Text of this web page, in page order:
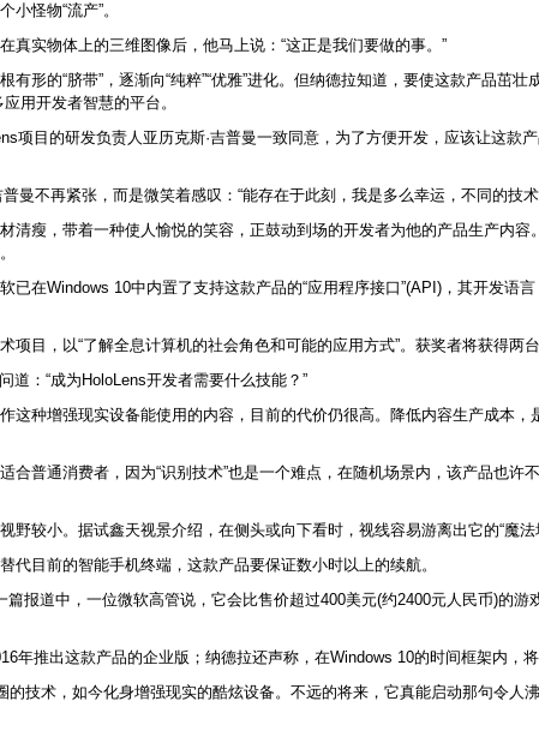
怪物“流产”。
真实物体上的三维图像后，他马上说：“这正是我们要做的事。”
有形的“脐带”，逐渐向“纯粹”“优雅”进化。但纳德拉知道，要使这款产品茁壮
用开发者智慧的平台。
项目的研发负责人亚历克斯·吉普曼一致同意，为了方便开发，应该让这款
曼不再紧张，而是微笑着感叹：“能存在于此刻，我是多么幸运，不同的技
清瘦，带着一种使人愉悦的笑容，正鼓动到场的开发者为他的产品生产内容
已在Windows 10中内置了支持这款产品的“应用程序接口”(API)，其开发语
项目，以“了解全息计算机的社会角色和可能的应用方式”。获奖者将获得两
道：“成为HoloLens开发者需要什么技能？”
这种增强现实设备能使用的内容，目前的代价仍很高。降低内容生产成本，
合普通消费者，因为“识别技术”也是一个难点，在随机场景内，该产品也许
野较小。据试鑫天视景介绍，在侧头或向下看时，视线容易游离出它的“魔法
代目前的智能手机终端，这款产品要保证数小时以上的续航。
报道中，一位微软高管说，它会比售价超过400美元(约2400元人民币)的游
年推出这款产品的企业版；纳德拉还声称，在Windows 10的时间框架内，将
的技术，如今化身增强现实的酷炫设备。不远的将来，它真能启动那句令人